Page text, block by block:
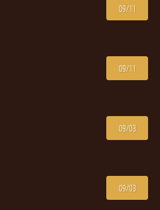
09/11
09/11
09/03
09/03